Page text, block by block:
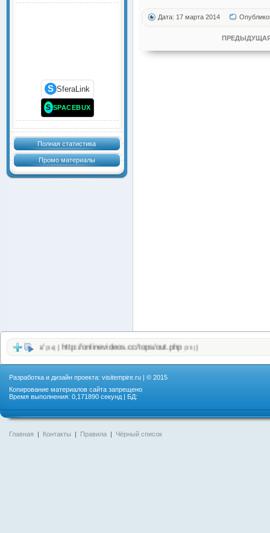
S SferaLink
S SPACEBUX
Полная статистика
Промо материалы
Дата: 17 марта 2014
videos/(34)|http://onlinevideos.cc/tops/out.php(35)|
Разработка и дизайн проекта: visitempire.ru | © 2015
Копирование материалов сайта запрещено
Время выполнения: 0,171890 секунд | БД:
Главная | Контакты | Правила | Чёрный список